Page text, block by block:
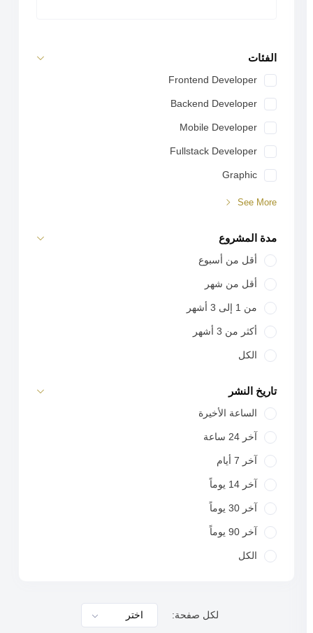
الفئات
Frontend Developer
Backend Developer
Mobile Developer
Fullstack Developer
Graphic
See More
مدة المشروع
أقل من أسبوع
أقل من شهر
من 1 إلى 3 أشهر
أكثر من 3 أشهر
الكل
تاريخ النشر
الساعة الأخيرة
آخر 24 ساعة
آخر 7 أيام
آخر 14 يوماً
آخر 30 يوماً
آخر 90 يوماً
الكل
لكل صفحة: